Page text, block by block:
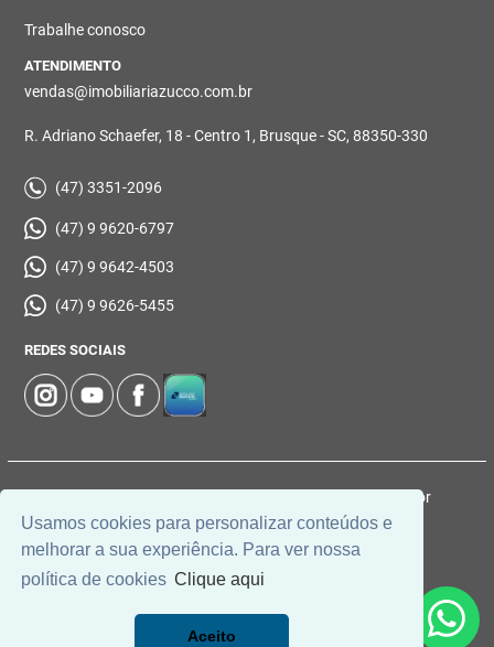
Usamos cookies para personalizar conteúdos e
melhorar a sua experiência. Para ver nossa
política de cookies Clique aqui
Aceito
Trabalhe conosco
ATENDIMENTO
vendas@imobiliariazucco.com.br
R. Adriano Schaefer, 18 - Centro 1, Brusque - SC, 88350-330
(47) 3351-2096
(47) 9 9620-6797
(47) 9 9642-4503
(47) 9 9626-5455
REDES SOCIAIS
© 2026 | Imobiliária Zucco | CRECI: 1037-J | Desenvolvido por
Universal Software.